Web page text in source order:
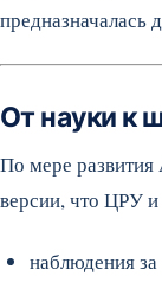
предназначалась
От науки к
По мере развития
версии, что ЦРУ
наблюдения